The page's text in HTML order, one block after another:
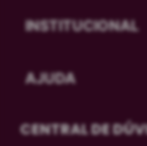
INSTITUCIONAL
AJUDA
CENTRAL DE